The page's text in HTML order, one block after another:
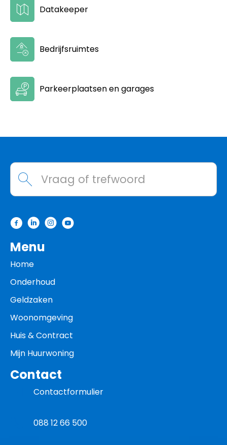
Datakeeper
Bedrijfsruimtes
Parkeerplaatsen en garages
Contactinformatie
Waarmee kunnen we helpen?
Menu
Home
Onderhoud
Geldzaken
Woonomgeving
Huis & Contract
Mijn Huurwoning
Contact
Contactformulier
088 12 66 500